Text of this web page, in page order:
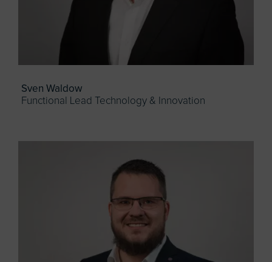
Sven Waldow
Functional Lead Technology & Innovation